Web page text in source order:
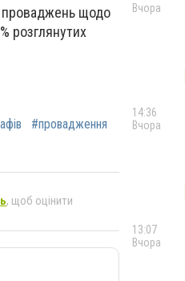
проваджень щодо
розглянутих
#провадження
, щоб оцінити
Вчора
14:36
Вчора
13:07
Вчора